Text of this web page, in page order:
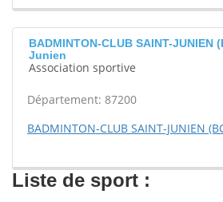
BADMINTON-CLUB SAINT-JUNIEN
Junien
Association sportive
Département: 87200
BADMINTON-CLUB SAINT-JUNIEN
Liste de sport :